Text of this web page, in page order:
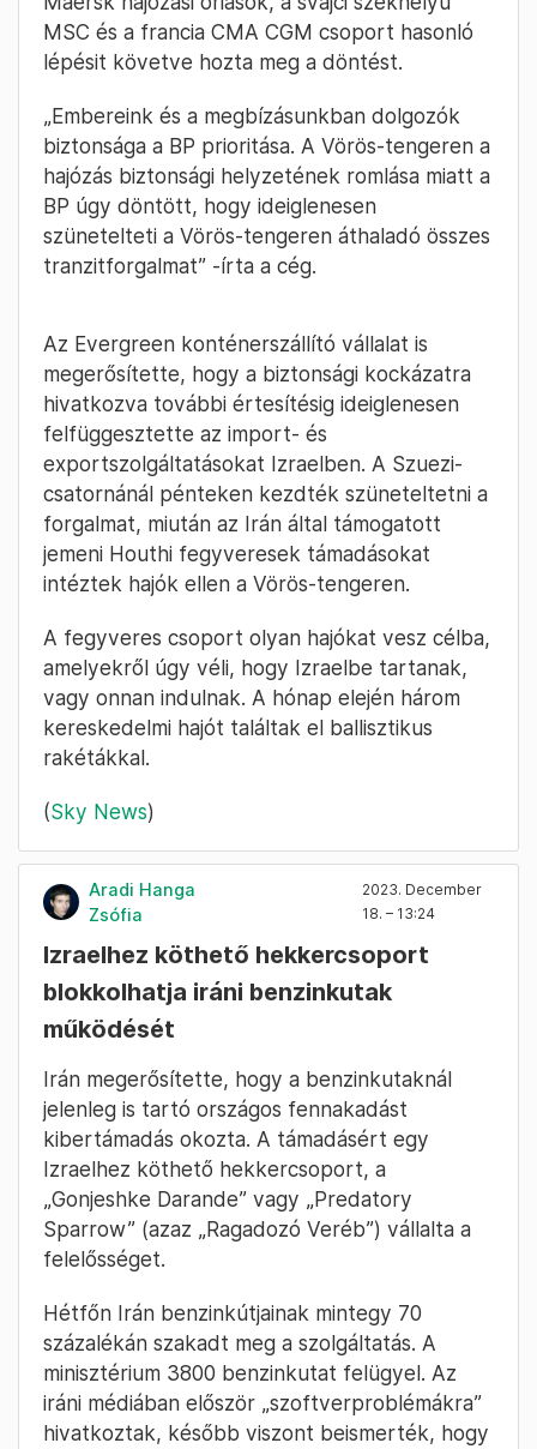
MSC és a francia CMA CGM csoport hasonló
lépésit követve hozta meg a döntést.
„Embereink és a megbízásunkban dolgozók
biztonsága a BP prioritása. A Vörös-tengeren a
hajózás biztonsági helyzetének romlása miatt a
BP úgy döntött, hogy ideiglenesen
szünetelteti a Vörös-tengeren áthaladó összes
tranzitforgalmat” -írta a cég.
Az Evergreen konténerszállító vállalat is
megerősítette, hogy a biztonsági kockázatra
hivatkozva további értesítésig ideiglenesen
felfüggesztette az import- és
exportszolgáltatásokat Izraelben. A Szuezi-
csatornánál pénteken kezdték szüneteltetni a
forgalmat, miután az Irán által támogatott
jemeni Houthi fegyveresek támadásokat
intéztek hajók ellen a Vörös-tengeren.
A fegyveres csoport olyan hajókat vesz célba,
amelyekről úgy véli, hogy Izraelbe tartanak,
vagy onnan indulnak. A hónap elején három
kereskedelmi hajót találtak el ballisztikus
rakétákkal.
(Sky News)
Aradi Hanga
Zsófia
2023. December
18. – 13:24
Izraelhez köthető hekkercsoport
blokkolhatja iráni benzinkutak
működését
Irán megerősítette, hogy a benzinkutaknál
jelenleg is tartó országos fennakadást
kibertámadás okozta. A támadásért egy
Izraelhez köthető hekkercsoport, a
„Gonjeshke Darande” vagy „Predatory
Sparrow” (azaz „Ragadozó Veréb”) vállalta a
felelősséget.
Hétfőn Irán benzinkútjainak mintegy 70
százalékán szakadt meg a szolgáltatás. A
minisztérium 3800 benzinkutat felügyel. Az
iráni médiában először „szoftverproblémákra”
hivatkoztak, később viszont beismerték, hogy